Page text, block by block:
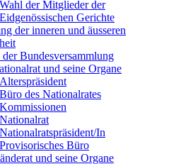
Wahl der Mitglieder der
Eidgenössischen Gerichte
der inneren und äusseren
Bundesversammlung
und seine Organe
Alterspräsident
Büro des Nationalrates
Kommissionen
Nationalrat
Nationalratspräsident/In
Provisorisches Büro
und seine Organe